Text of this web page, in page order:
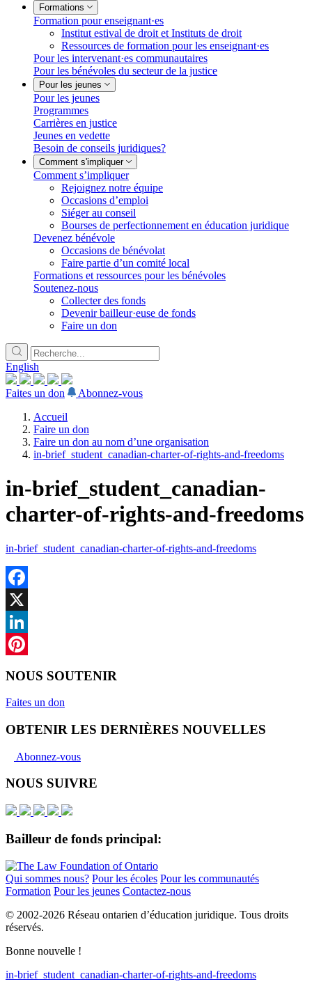
Formations
Formation pour enseignant·es
Institut estival de droit et Instituts de droit
Ressources de formation pour les enseignant·es
Pour les intervenant·es communautaires
Pour les bénévoles du secteur de la justice
Pour les jeunes
Pour les jeunes
Programmes
Carrières en justice
Jeunes en vedette
Besoin de conseils juridiques?
Comment s'impliquer
Comment s’impliquer
Rejoignez notre équipe
Occasions d’emploi
Siéger au conseil
Bourses de perfectionnement en éducation juridique
Devenez bénévole
Occasions de bénévolat
Faire partie d’un comité local
Formations et ressources pour les bénévoles
Soutenez-nous
Collecter des fonds
Devenir bailleur·euse de fonds
Faire un don
English
Faites un don
Abonnez-vous
Accueil
Faire un don
Faire un don au nom d’une organisation
in-brief_student_canadian-charter-of-rights-and-freedoms
in-brief_student_canadian-
charter-of-rights-and-freedoms
in-brief_student_canadian-charter-of-rights-and-freedoms
Facebook
X
LinkedIn
NOUS SOUTENIR
Faites un don
OBTENIR LES DERNIÈRES NOUVELLES
Abonnez-vous
NOUS SUIVRE
Bailleur de fonds principal:
Qui sommes nous? Pour les écoles Pour les communautés
Formation Pour les jeunes Contactez-nous
© 2002-2026 Réseau ontarien d’éducation juridique. Tous droits
réservés.
Bonne nouvelle !
in-brief_student_canadian-charter-of-rights-and-freedoms